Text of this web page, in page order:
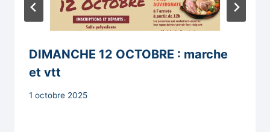
DIMANCHE 12 OCTOBRE : marche
et vtt
Par
1 octobre 2025